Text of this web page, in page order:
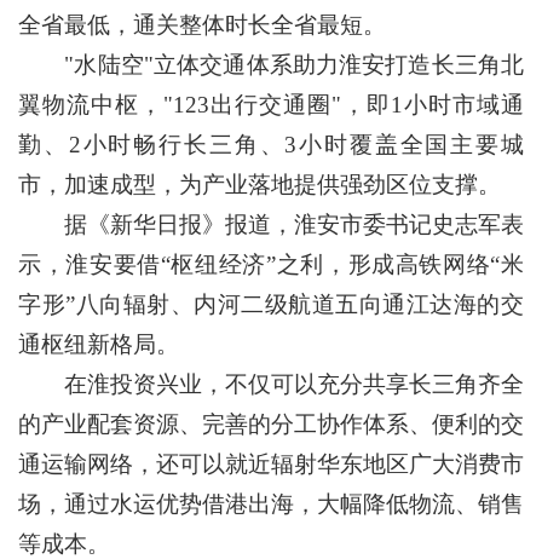
全省最低，通关整体时长全省最短。
"水陆空"立体交通体系助力淮安打造长三角北
翼物流中枢，"123出行交通圈"，即1小时市域通
勤、2小时畅行长三角、3小时覆盖全国主要城
市，加速成型，为产业落地提供强劲区位支撑。
据《新华日报》报道，淮安市委书记史志军表
示，淮安要借“枢纽经济”之利，形成高铁网络“米
字形”八向辐射、内河二级航道五向通江达海的交
通枢纽新格局。
在淮投资兴业，不仅可以充分共享长三角齐全
的产业配套资源、完善的分工协作体系、便利的交
通运输网络，还可以就近辐射华东地区广大消费市
场，通过水运优势借港出海，大幅降低物流、销售
等成本。